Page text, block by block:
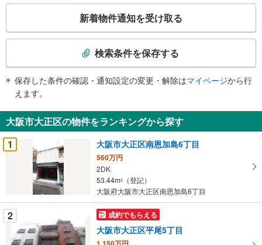
検
知
を
受
け
条
件
マ
新着物件通知を受け取る
検索条件を保存する
保存した条件の確認・通知設定の変更・解除はマイページから行
えます。
大阪市大正区の物件をランキングから探す
1
大阪市大正区南恩加島6丁目
560万円
2DK
53.44m2
（登記）
大阪府大阪市大正区南恩加島6丁目
2 成約でもらえる
大阪市大正区平尾5丁目